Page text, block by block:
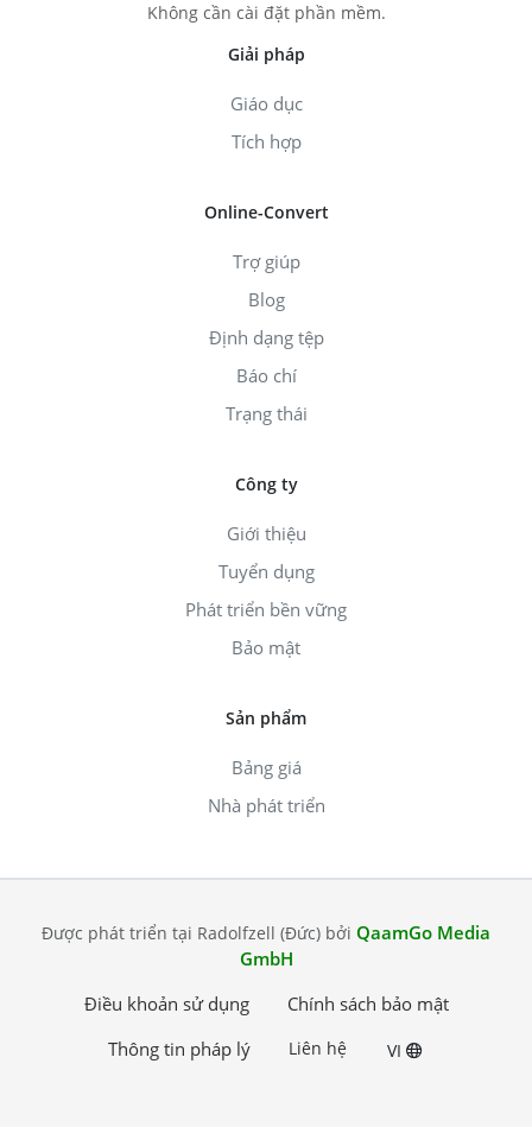
Không cần cài đặt phần mềm.
Giải pháp
Giáo dục
Tích hợp
Online-Convert
Trợ giúp
Blog
Định dạng tệp
Báo chí
Trạng thái
Công ty
Giới thiệu
Tuyển dụng
Phát triển bền vững
Bảo mật
Sản phẩm
Bảng giá
Nhà phát triển
Được phát triển tại Radolfzell (Đức) bởi QaamGo Media
GmbH
Điều khoản sử dụng
Chính sách bảo mật
Thông tin pháp lý
Liên hệ VI